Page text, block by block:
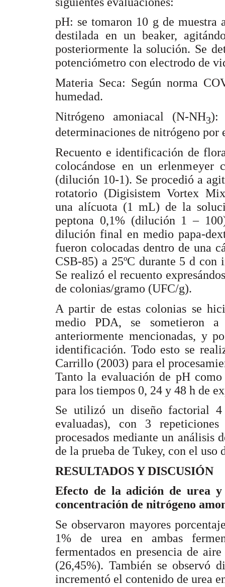
pH: se tomaron 10 g de muestra
destilada en un beaker,
posteriormente la solución. Se
potenciómetro con electrodo de
Materia Seca: Según norma
humedad.
Nitrógeno amoniacal (N-NH3):
determinaciones de nitrógeno
Recuento e identificación de
colocándose en un
(dilución 10-1). Se procedió a
rotatorio (Digisistem Vortex
una alícuota (1 mL) de la
peptona 0,1% (dilución 1 –
dilución final en medio papa-
fueron colocadas dentro de una
CSB-85) a 25ºC durante 5 d
Se realizó el recuento
de colonias/gramo (UFC/g).
A partir de estas colonias se
medio PDA, se sometieron
anteriormente mencionadas, y
identificación. Todo esto se
Carrillo (2003) para el
Tanto la evaluación de pH
para los tiempos 0, 24 y 48 h de
Se utilizó un diseño factorial
evaluadas), con 3
procesados mediante un análisis
de la prueba de Tukey, con el
RESULTADOS Y DISCUSIÓN
Efecto de la adición de urea
concentración de nitrógeno
Se observaron mayores
1% de urea en ambas
fermentados en presencia de
(26,45%). También se observó
incrementó el contenido de urea